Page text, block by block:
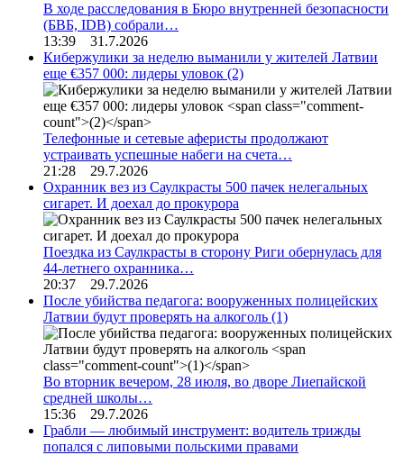
В ходе расследования в Бюро внутренней безопасности
(БВБ, IDB) собрали…
13:39 31.7.2026
Кибержулики за неделю выманили у жителей Латвии
еще €357 000: лидеры уловок (2)
Телефонные и сетевые аферисты продолжают
устраивать успешные набеги на счета…
21:28 29.7.2026
Охранник вез из Саулкрасты 500 пачек нелегальных
сигарет. И доехал до прокурора
Поездка из Саулкрасты в сторону Риги обернулась для
44-летнего охранника…
20:37 29.7.2026
После убийства педагога: вооруженных полицейских
Латвии будут проверять на алкоголь (1)
Во вторник вечером, 28 июля, во дворе Лиепайской
средней школы…
15:36 29.7.2026
Грабли — любимый инструмент: водитель трижды
попался с липовыми польскими правами